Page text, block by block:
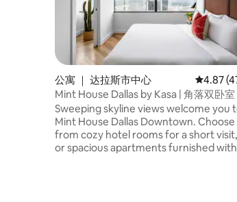
公寓 ｜ 达拉斯市中心 平均评
4.87
Mint House Dallas by Kasa | 角落双卧室
Sweeping skyline views welcome you
Mint House Dallas Downtown. Choose
from cozy hotel rooms for a short visit,
or spacious apartments furnished